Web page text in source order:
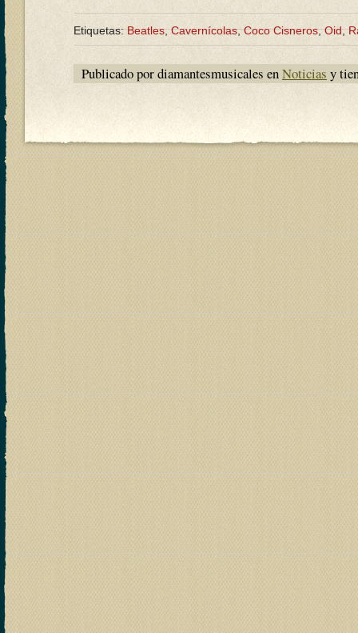
Etiquetas:Beatles,Cavernícolas,Coco Cisneros,Oid,
Publicado por diamantesmusicales enNoticias y